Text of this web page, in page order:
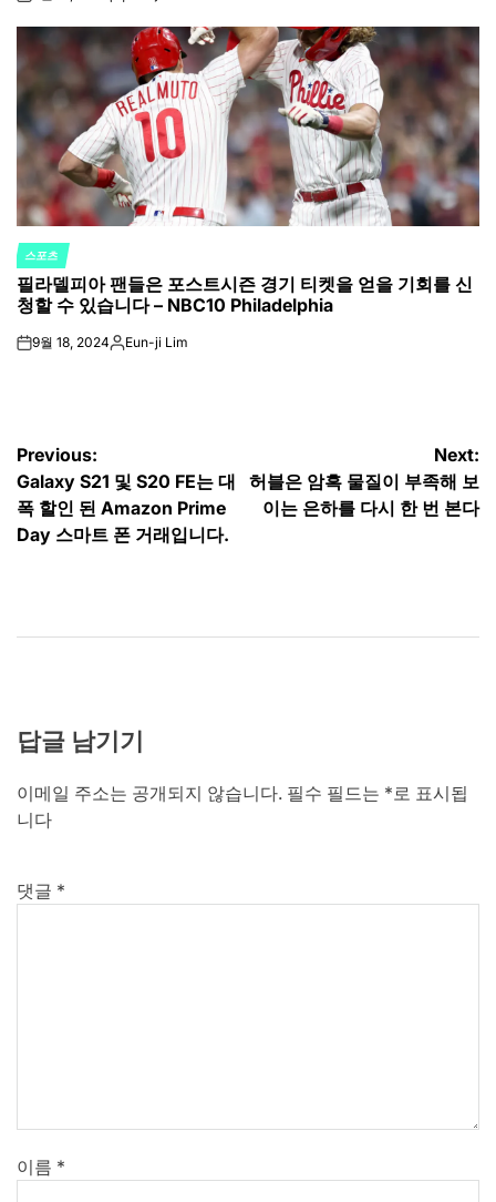
POSTED
IN
스포츠
필라델피아 팬들은 포스트시즌 경기 티켓을 얻을 기회를 신
청할 수 있습니다 – NBC10 Philadelphia
on9월 18, 2024Posted
Eun-ji Lim
글
탐
색
Previous:
Galaxy S21 및 S20 FE는 대
폭 할인 된 Amazon Prime
Day 스마트 폰 거래입니다.
Next:
허블은 암흑 물질이 부족해 보
이는 은하를 다시 한 번 본다
답글 남기기
이메일 주소는 공개되지 않습니다. 필수 필드는 *로 표시됩
니다
댓글 *
이름 *